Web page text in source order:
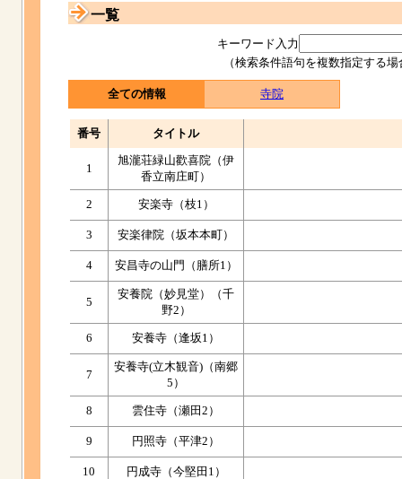
一覧
キーワード入力
（検索条件語句を複数指定する
全ての情報 寺院
番号 タイトル
1
旭瀧荘緑山歡喜院（伊
香立南庄町）
2 安楽寺（枝1）
3 安楽律院（坂本本町）
4 安昌寺の山門（膳所1）
5
安養院（妙見堂）（千
野2）
6 安養寺（逢坂1）
7
安養寺(立木観音)（南郷
5）
8 雲住寺（瀬田2）
9 円照寺（平津2）
10 円成寺（今堅田1）